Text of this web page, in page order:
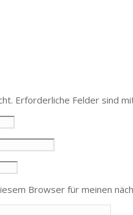
Erforderliche Felder sind
Browser für meinen